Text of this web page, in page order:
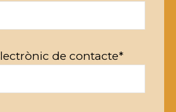
de contacte*